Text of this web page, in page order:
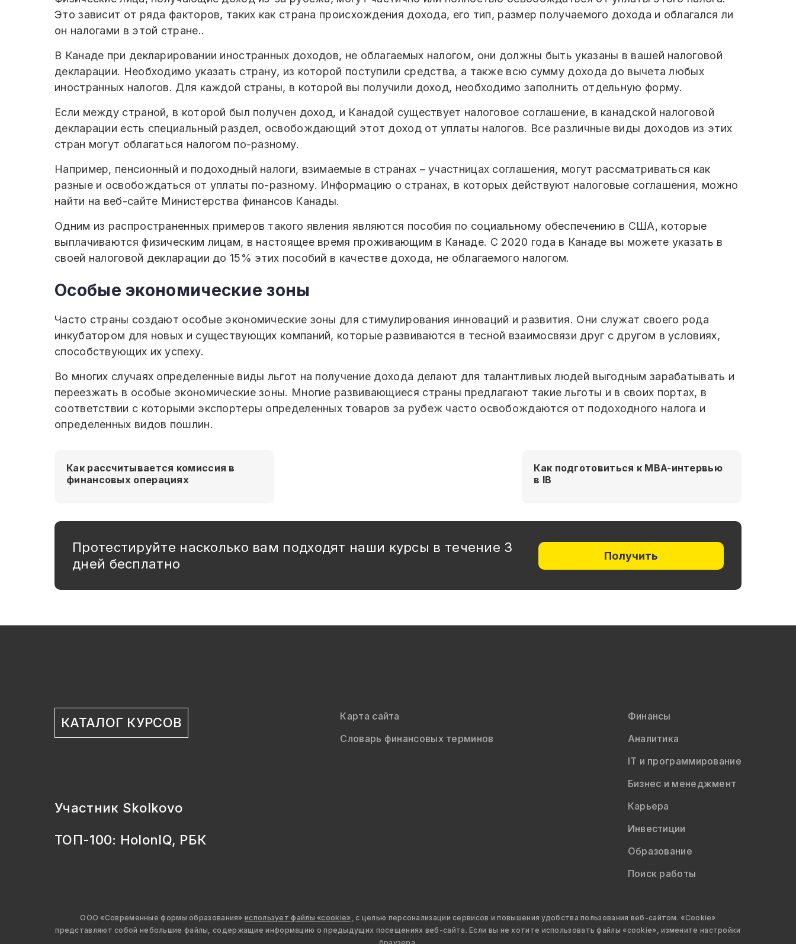
Это зависит от ряда факторов, таких как страна происхождения дохода, его тип, размер получаемого дохода и облагался ли
он налогами в этой стране..
В Канаде при декларировании иностранных доходов, не облагаемых налогом, они должны быть указаны в вашей налоговой
декларации. Необходимо указать страну, из которой поступили средства, а также всю сумму дохода до вычета любых
иностранных налогов. Для каждой страны, в которой вы получили доход, необходимо заполнить отдельную форму.
Если между страной, в которой был получен доход, и Канадой существует налоговое соглашение, в канадской налоговой
декларации есть специальный раздел, освобождающий этот доход от уплаты налогов. Все различные виды доходов из этих
стран могут облагаться налогом по-разному.
Например, пенсионный и подоходный налоги, взимаемые в странах – участницах соглашения, могут рассматриваться как
разные и освобождаться от уплаты по-разному. Информацию о странах, в которых действуют налоговые соглашения, можно
найти на веб-сайте Министерства финансов Канады.
Одним из распространенных примеров такого явления являются пособия по социальному обеспечению в США, которые
выплачиваются физическим лицам, в настоящее время проживающим в Канаде. С 2020 года в Канаде вы можете указать в
своей налоговой декларации до 15% этих пособий в качестве дохода, не облагаемого налогом.
Особые экономические зоны
Часто страны создают особые экономические зоны для стимулирования инноваций и развития. Они служат своего рода
инкубатором для новых и существующих компаний, которые развиваются в тесной взаимосвязи друг с другом в условиях,
способствующих их успеху.
Во многих случаях определенные виды льгот на получение дохода делают для талантливых людей выгодным зарабатывать и
переезжать в особые экономические зоны. Многие развивающиеся страны предлагают такие льготы и в своих портах, в
соответствии с которыми экспортеры определенных товаров за рубеж часто освобождаются от подоходного налога и
определенных видов пошлин.
Как рассчитывается комиссия в
финансовых операциях
Как подготовиться к MBA-интервью
в IB
Протестируйте насколько вам подходят наши курсы в течение 3
дней бесплатно
Получить
КАТАЛОГ КУРСОВ
Участник Skolkovo
ТОП-100: HolonIQ, РБК
Карта сайта
Словарь финансовых терминов
Финансы
Аналитика
IT и программирование
Бизнес и менеджмент
Карьера
Инвестиции
Образование
Поиск работы
ООО «Современные формы образования»использует файлы «cookie», с целью персонализации сервисов и повышения удобства пользования веб-сайтом. «Cookie»
представляют собой небольшие файлы, содержащие информацию о предыдущих посещениях веб-сайта. Если вы не хотите использовать файлы «cookie», измените настройки